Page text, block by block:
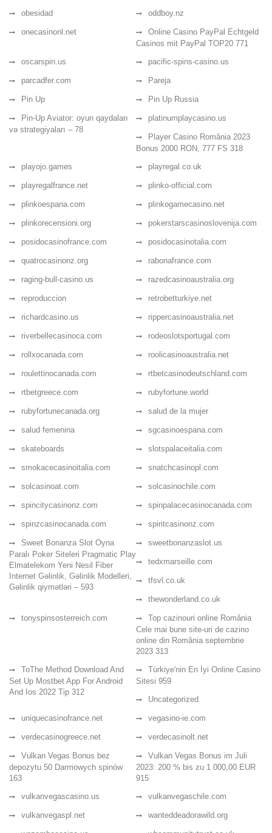
obesidad oddboy.nz
onecasinonl.net
Online Casino PayPal Echtgeld
Casinos mit PayPal TOP20 771
oscarspin.us
pacific-spins-casino.us
parcadfer.com Pareja
Pin Up Pin Up Russia
Pin-Up Aviator: oyun qaydaları
və strategiyaları – 78
platinumplaycasino.us
Player Casino România 2023
Bonus 2000 RON, 777 FS 318
playojo.games
playregal.co.uk
playregalfrance.net plinko-official.com
plinkoespana.com plinkogamecasino.net
plinkorecensioni.org pokerstarscasinoslovenija.com
posidocasinofrance.com posidocasinotalia.com
quatrocasinonz.org rabonafrance.com
raging-bull-casino.us razedcasinoaustralia.org
reproduccion retrobetturkiye.net
richardcasino.us rippercasinoaustralia.net
riverbellecasinoca.com rodeoslotsportugal.com
rollxocanada.com roolicasinoaustralia.net
roulettinocanada.com rtbetcasinodeutschland.com
rtbetgreece.com rubyfortune.world
rubyfortunecanada.org salud de la mujer
salud femenina sgcasinoespana.com
skateboards slotspalaceitalia.com
smokacecasinoitalia.com snatchcasinopl.com
solcasinoat.com solcasinochile.com
spincitycasinonz.com spinpalacecasinocanada.com
spinzcasinocanada.com spiritcasinonz.com
Sweet Bonanza Slot Oyna
Paralı Poker Siteleri Pragmatic Play
Elmatelekom Yeni Nesil Fiber
Internet Gəlinlik, Gəlinlik Modelleri,
Gəlinlik qiymətləri – 593
sweetbonanzaslot.us
tedxmarseille.com
tfsvl.co.uk
thewonderland.co.uk
tonyspinsosterreich.com
Top cazinouri online România
Cele mai bune site-uri de cazino
online din România septembrie
2023 313
ToThe Method Download And
Set Up Mostbet App For Android
And Ios 2022 Tip 312
Türkiye'nin En İyi Online Casino
Sitesi 959
Uncategorized
uniquecasinofrance.net vegasino-ie.com
verdecasinogreece.net verdecasinolt.net
Vulkan Vegas Bonus bez
depozytu 50 Darmowych spinów
163
Vulkan Vegas Bonus im Juli
2023: 200 % bis zu 1 000,00 EUR
915
vulkanvegascasino.us
vulkanvegaschile.com
vulkanvegaspl.net wanteddeadorawild.org